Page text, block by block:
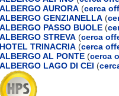
ALBERGO AURORA (cerca
ALBERGO GENZIANELLA (
ALBERGO PASSO BUOLE (
ALBERGO STREVA (cerca
HOTEL TRINACRIA (cerca
ALBERGO AL PONTE (cerca
ALBERGO LAGO DI CEI (